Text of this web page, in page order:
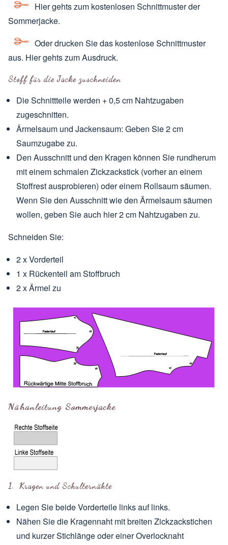
Hier gehts zum kostenlosen Schnittmusterder
Sommerjacke.
Oder drucken Sie das kostenlose Schnittmuster
aus. Hier gehts zum Ausdruck.
Stoff für die Jacke zuschneiden
Die Schnittteile werden + 0,5 cm Nahtzugaben
zugeschnitten.
Ärmelsaum und Jackensaum: Geben Sie 2 cm
Saumzugabe zu.
Den Ausschnitt und den Kragen können Sie rundherum
mit einem schmalen Zickzackstick (vorher an einem
Stoffrest ausprobieren) oder einem Rollsaum säumen.
Wenn Sie den Ausschnitt wie den Ärmelsaum säumen
wollen, geben Sie auch hier 2 cm Nahtzugaben zu.
Schneiden Sie:
2 x Vorderteil
1 x Rückenteil amStoffbruch
2 x Ärmel zu
Nähanleitung Sommerjacke
1. Kragen und Schulternähte
Legen Sie beide Vorderteile links auf links.
Nähen Sie die Kragennaht mit breiten Zickzackstichen
und kurzer Stichlänge oder einer Overlocknaht